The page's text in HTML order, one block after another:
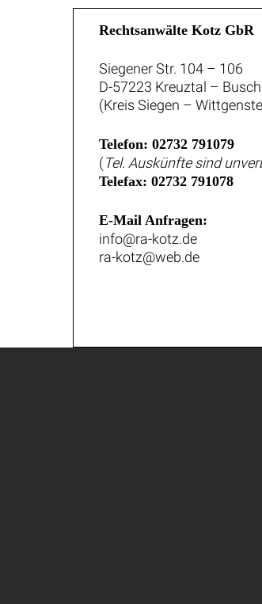
Rechtsanwälte Kotz GbR
Siegener Str. 104 – 106
D-57223 Kreuztal –
(Kreis Siegen –
Telefon: 02732 791079
(Tel. Auskünfte sind
Telefax: 02732 791078
E-Mail Anfragen:
info@ra-kotz.de
ra-kotz@web.de